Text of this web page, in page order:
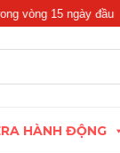
ngày đầu
HÀNH ĐỘNG